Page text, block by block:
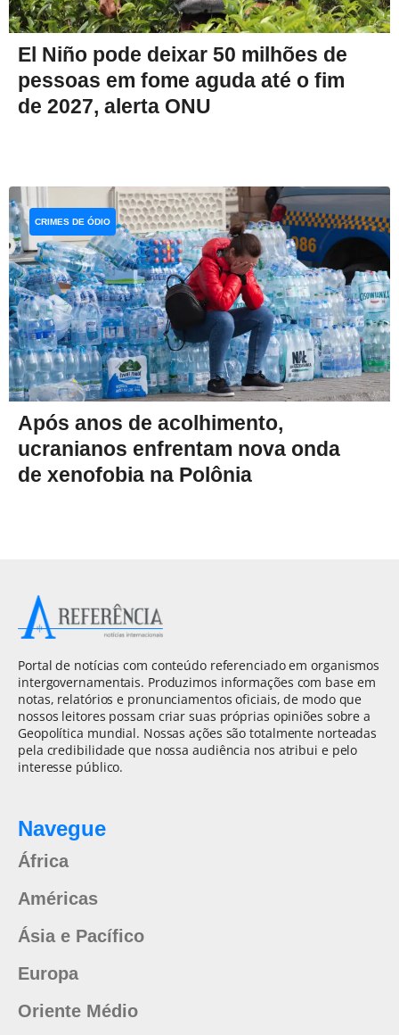
El Niño pode deixar 50 milhões de
pessoas em fome aguda até o fim
de 2027, alerta ONU
Após anos de acolhimento,
ucranianos enfrentam nova onda
de xenofobia na Polônia
CRIMES DE ÓDIO
Portal de notícias com conteúdo referenciado em organismos
intergovernamentais. Produzimos informações com base em
notas, relatórios e pronunciamentos oficiais, de modo que
nossos leitores possam criar suas próprias opiniões sobre a
Geopolítica mundial. Nossas ações são totalmente norteadas
pela credibilidade que nossa audiência nos atribui e pelo
interesse público.
Navegue
África
Américas
Ásia e Pacífico
Europa
Oriente Médio